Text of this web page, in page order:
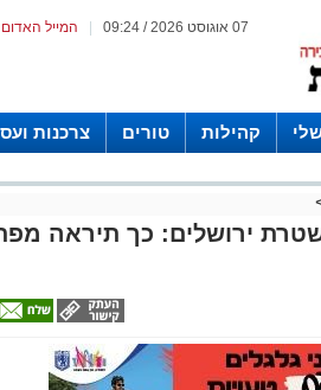
המייל האדום 07 אוגוסט 2026 / 09:24
קהילות טורים צרכנות
ירושלים: כך תיראה